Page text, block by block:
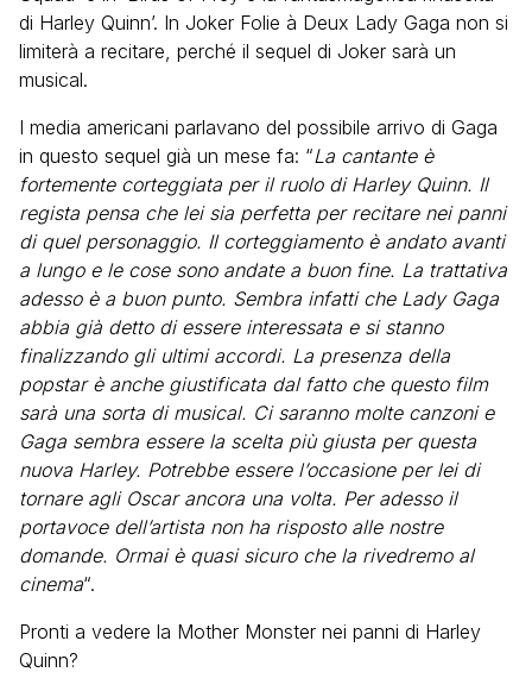
di Harley Quinn’. In Joker Folie à Deux Lady Gaga non si
limiterà a recitare, perché il sequel di Joker sarà un
musical.
I media americani parlavano del possibile arrivo di Gaga
in questo sequel già un mese fa: “La cantante è
fortemente corteggiata per il ruolo di Harley Quinn. Il
regista pensa che lei sia perfetta per recitare nei panni
di quel personaggio. Il corteggiamento è andato avanti
a lungo e le cose sono andate a buon fine. La trattativa
adesso è a buon punto. Sembra infatti che Lady Gaga
abbia già detto di essere interessata e si stanno
finalizzando gli ultimi accordi. La presenza della
popstar è anche giustificata dal fatto che questo film
sarà una sorta di musical. Ci saranno molte canzoni e
Gaga sembra essere la scelta più giusta per questa
nuova Harley. Potrebbe essere l’occasione per lei di
tornare agli Oscar ancora una volta. Per adesso il
portavoce dell’artista non ha risposto alle nostre
domande. Ormai è quasi sicuro che la rivedremo al
cinema“.
Pronti a vedere la Mother Monster nei panni di Harley
Quinn?